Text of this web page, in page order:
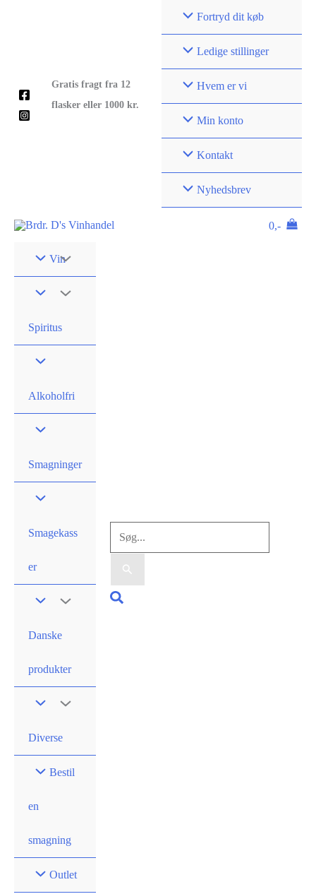
Gratis fragt fra 12
flasker eller 1000 kr.
Fortryd dit køb
Ledige stillinger
Hvem er vi
Min konto
Kontakt
Nyhedsbrev
0,-
Vin
Spiritus
Alkoholfri
Smagninger
Smagekass
er
Danske
produkter
Diverse
Bestil
en
smagning
Outlet
Søg
efter:
Søg